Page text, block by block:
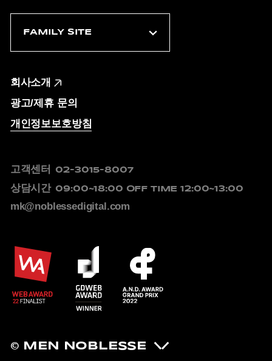
회사소개
광고/제휴 문의
개인정보보호방침
고객센터 02-3015-8007
상담시간 09:00~18:00 OFF TIME 12:00~13:00
mk@noblessedigital.com
© MEN NOBLESSE